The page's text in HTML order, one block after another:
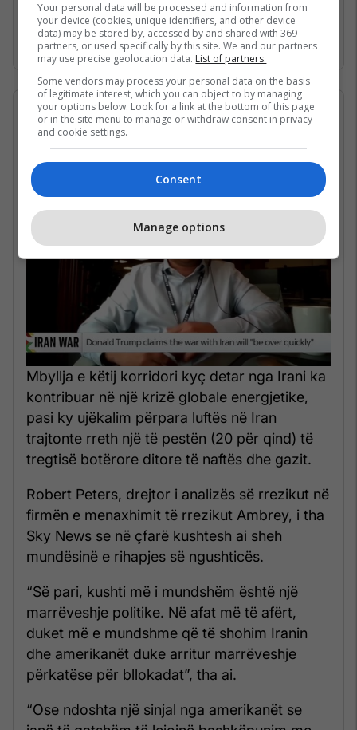
Gjirin Persik dhe nuk janë në gjendje të arrijnë
në det të hapur për shkak të bllokadës
iraniane. /Telegrafi/
07/05/2026 • 16:19
Në çfarë kushtesh mund të
rihapet Ngushtica e Hormuzit?
Mbyllja e këtij korridori kyç detar nga Irani ka
kontribuar në një krizë globale energjetike,
pasi ky ujëkalim përpara luftës në Iran
trajtonte rreth një të pestën (20 për qind) të
tregtisë botërore ditore të naftës dhe gazit.
Robert Peters, drejtor i analizës së rrezikut në
firmën e menaxhimit të rrezikut Ambrey, i tha
Sky News se në çfarë kushtesh ai sheh
mundësinë e rihapjes së ngushticës.
“Së pari, kushti më i mundshëm është një
marrëveshje politike. Në afat më të afërt,
duket më e mundshme që të shohim Iranin
dhe amerikanët duke arritur marrëveshje
përkatëse për bllokadat”, tha ai.
“Ose ndoshta një sinjal nga amerikanët se
Your personal data will be processed and information from
your device (cookies, unique identifiers, and other device
data) may be stored by, accessed by and shared with 369
partners, or used specifically by this site. We and our partners
may use precise geolocation data. List of partners.
Some vendors may process your personal data on the basis
of legitimate interest, which you can object to by managing
your options below. Look for a link at the bottom of this page
or in the site menu to manage or withdraw consent in privacy
and cookie settings.
Consent
Manage options